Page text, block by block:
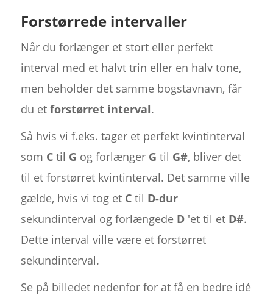
Forstørrede intervaller
Når du forlænger et stort eller perfekt
interval med et halvt trin eller en halv tone,
men beholder det samme bogstavnavn, får
du et forstørret interval.
Så hvis vi f.eks. tager et perfekt kvintinterval
som Ctil G og forlænger G til G#, bliver det
til et forstørret kvintinterval. Det samme ville
gælde, hvis vi tog et Ctil D-dur
sekundinterval og forlængede D'et til et D#.
Dette interval ville være et forstørret
sekundinterval.
Se på billedet nedenfor for at få en bedre idé